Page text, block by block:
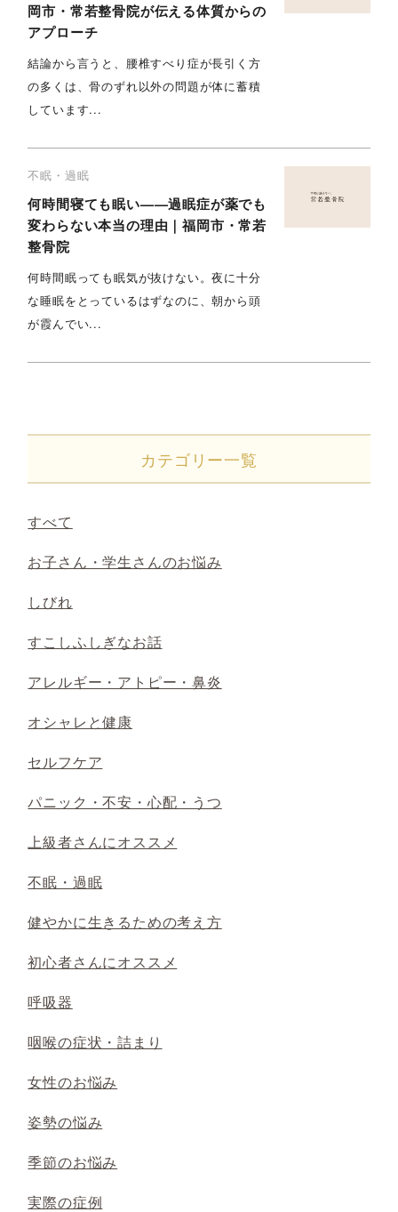
岡市・常若整骨院が伝える体質からの
アプローチ
結論から言うと、腰椎すべり症が長引く方
の多くは、骨のずれ以外の問題が体に蓄積
しています...
不眠・過眠
何時間寝ても眠い——過眠症が薬でも
変わらない本当の理由｜福岡市・常若
整骨院
何時間眠っても眠気が抜けない。夜に十分
な睡眠をとっているはずなのに、朝から頭
が霞んでい...
カテゴリー一覧
すべて
お子さん・学生さんのお悩み
しびれ
すこしふしぎなお話
アレルギー・アトピー・鼻炎
オシャレと健康
セルフケア
パニック・不安・心配・うつ
上級者さんにオススメ
不眠・過眠
健やかに生きるための考え方
初心者さんにオススメ
呼吸器
咽喉の症状・詰まり
女性のお悩み
姿勢の悩み
季節のお悩み
実際の症例